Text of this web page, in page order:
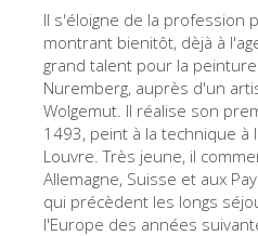
Le Musée
Galerie de
La Galerie
Les
Le Musée
Musée
Il s'éloigne de la profession
montrant bienitôt, dèjà à
grand talent pour la
Nuremberg, auprès d'un
Wolgemut. Il réalise son
1493, peint à la technique à
Louvre. Très jeune, il
Allemagne, Suisse et aux
qui précèdent les longs
l'Europe des années